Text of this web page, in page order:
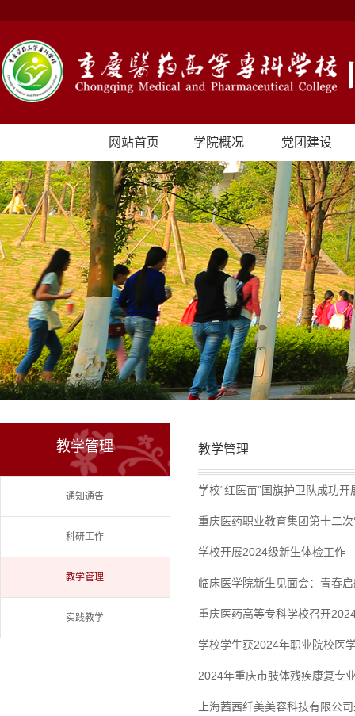
网站首页 学院概况 党团建设
教学管理
通知通告
科研工作
教学管理
实践教学
教学管理
学校“红医苗”国旗护卫队成功
重庆医药职业教育集团第十二
学校开展2024级新生体检工作
临床医学院新生见面会：青春
重庆医药高等专科学校召开
学校学生获2024年职业院校医
2024年重庆市肢体残疾康复专
上海茜茜纤美美容科技有限公